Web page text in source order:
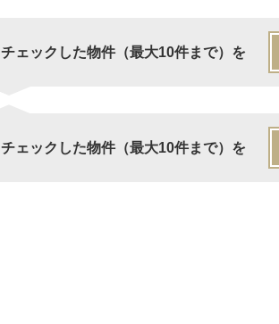
チェックした物件（最大10件まで）を
チェックした物件（最大10件まで）を